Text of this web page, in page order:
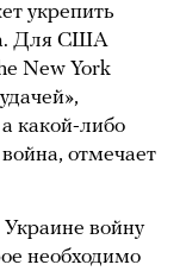
укрепить
Для США
New York
какой-либо
отмечает
войну
необходимо